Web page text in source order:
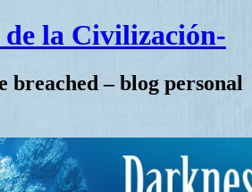
la Civilización-
breached – blog personal